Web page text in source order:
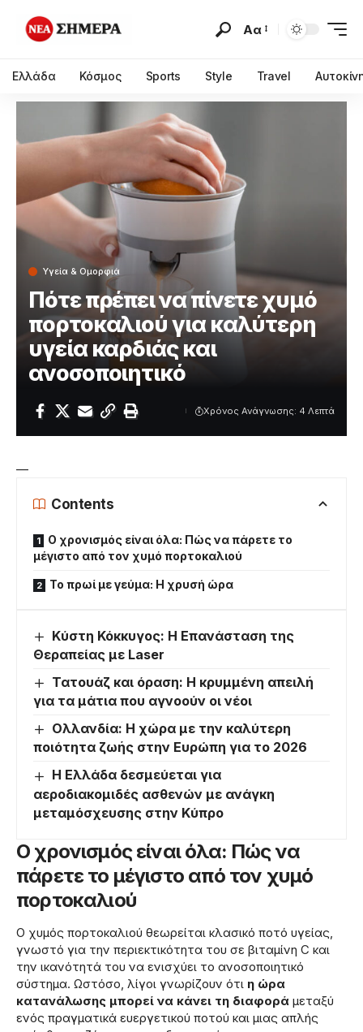
Αα
Ελλάδα Κόσμος Sports Style Travel
Υγεία & Ομορφιά
Πότε πρέπει να πίνετε χυμό
πορτοκαλιού για καλύτερη
υγεία καρδιάς και
ανοσοποιητικό
Χρόνος Ανάγνωσης: 4 Λεπτά
—
Contents
Ο χρονισμός είναι όλα: Πώς να πάρετε το
μέγιστο από τον χυμό πορτοκαλιού
Το πρωί με γεύμα: Η χρυσή ώρα
Κύστη Κόκκυγος: Η Επανάσταση της
Θεραπείας με Laser
Τατουάζ και όραση: Η κρυμμένη απειλή
για τα μάτια που αγνοούν οι νέοι
Ολλανδία: Η χώρα με την καλύτερη
ποιότητα ζωής στην Ευρώπη για το 2026
Η Ελλάδα δεσμεύεται για
αεροδιακομιδές ασθενών με ανάγκη
μεταμόσχευσης στην Κύπρο
Ο χρονισμός είναι όλα: Πώς να
πάρετε το μέγιστο από τον χυμό
πορτοκαλιού
Ο χυμός πορτοκαλιού θεωρείται κλασικό ποτό υγείας,
γνωστό για την περιεκτικότητα του σε βιταμίνη C και
την ικανότητά του να ενισχύει το ανοσοποιητικό
σύστημα. Ωστόσο, λίγοι γνωρίζουν ότι η ώρα
κατανάλωσης μπορεί να κάνει τη διαφορά μεταξύ
ενός πραγματικά ευεργετικού ποτού και μιας απλής